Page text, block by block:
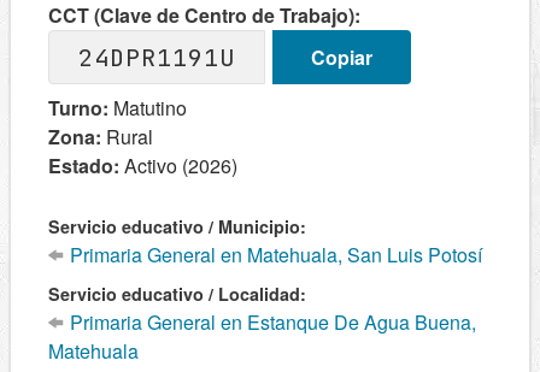
CCT (Clave de Centro de Trabajo):
24DPR1191U
Copiar
Turno: Matutino
Zona: Rural
Estado: Activo (2026)
Servicio educativo / Municipio:
Primaria General en Matehuala, San Luis Potosí
Servicio educativo / Localidad:
Primaria General en Estanque De Agua Buena,
Matehuala